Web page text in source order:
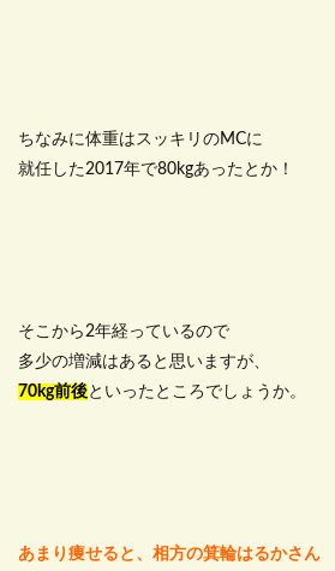
ちなみに体重はスッキリのMCに
就任した2017年で80kgあったとか！
そこから2年経っているので
多少の増減はあると思いますが、
70kg前後といったところでしょうか。
あまり痩せると、相方の箕輪はるかさん